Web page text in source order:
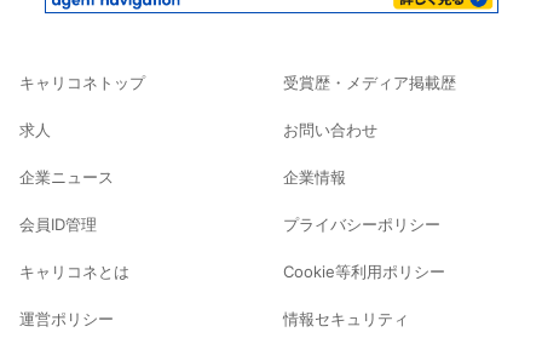
キャリコネトップ
求人
企業ニュース
会員ID管理
キャリコネとは
運営ポリシー
受賞歴・メディア掲載歴
お問い合わせ
企業情報
プライバシーポリシー
Cookie等利用ポリシー
情報セキュリティ